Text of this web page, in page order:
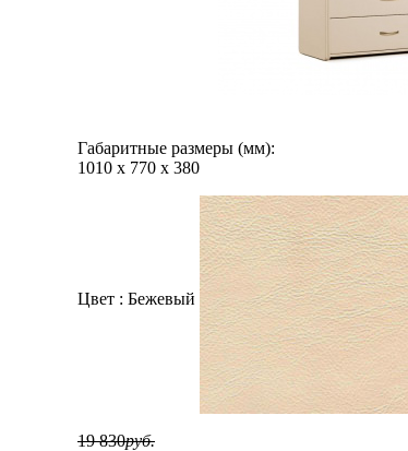
Габаритные размеры (мм):
1010 х 770 х 380
Цвет : Бежевый
19 830руб.